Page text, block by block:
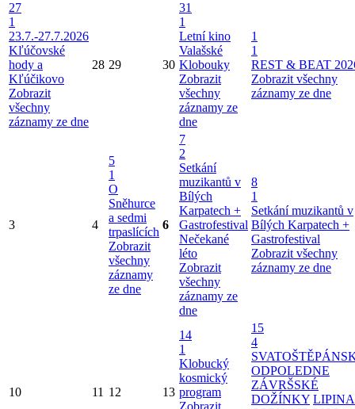
27
1
23.7.-27.7.2026
Kľúčovské
hody a
Kľúčikovo
Zobrazit
všechny
záznamy ze dne
28 29 30
31
1
Letní kino
Valašské
Klobouky
Zobrazit
všechny
záznamy ze
dne
1
1
REST & BEAT
Zobrazit všechny
záznamy ze dne
3 4
5
1
O
Sněhurce
a sedmi
trpaslících
Zobrazit
všechny
záznamy
ze dne
6
7
2
Setkání
muzikantů v
Bílých
Karpatech +
Gastrofestival
Nečekané
léto
Zobrazit
všechny
záznamy ze
dne
8
1
Setkání muzikantů v
Bílých Karpatech +
Gastrofestival
Zobrazit všechny
záznamy ze dne
10 11 12 13
14
1
Klobucký
kosmický
program
15
4
ODPOLEDNE
ZÁVRŠSKÉ
DOŽÍNKY LIPINA